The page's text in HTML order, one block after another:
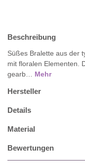
Beschreibung
Süßes Bralette aus der
mit floralen Elementen.
gearb… Mehr
Hersteller
Details
Material
Bewertungen